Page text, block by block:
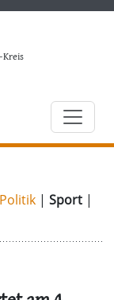
Kreis
| Sport |